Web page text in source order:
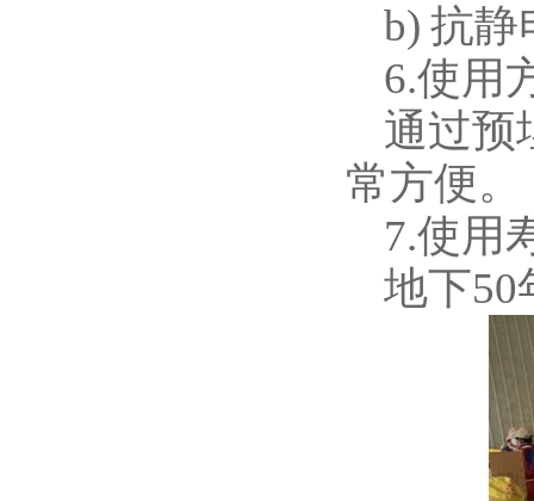
b) 抗
6.使用
通过预
常方便。
7.使用
地下50